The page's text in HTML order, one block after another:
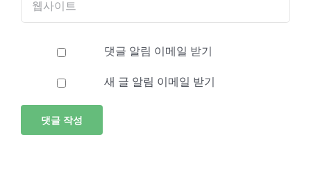
댓글 알림 이메일 받기
새 글 알림 이메일 받기